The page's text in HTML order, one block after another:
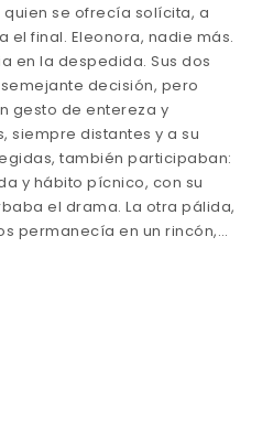
se ofrecía solícita, a
el final. Eleonora, nadie más.
en la despedida. Sus dos
decisión, pero
gesto de entereza y
siempre distantes y a su
también participaban:
y hábito pícnico, con su
el drama. La otra pálida,
permanecía en un rincón,…